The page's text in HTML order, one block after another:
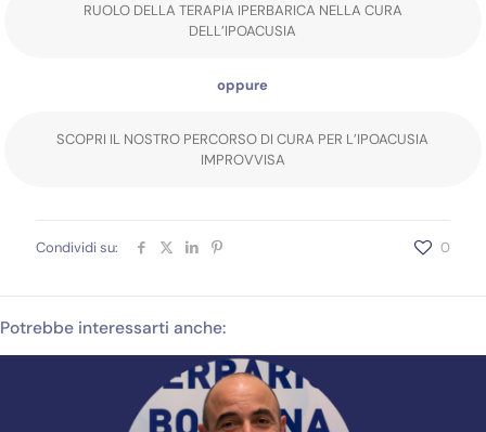
RUOLO DELLA TERAPIA IPERBARICA NELLA CURA
DELL’IPOACUSIA
oppure
SCOPRI IL NOSTRO PERCORSO DI CURA PER L’IPOACUSIA
IMPROVVISA
Condividi su: 0
Potrebbe interessarti anche: